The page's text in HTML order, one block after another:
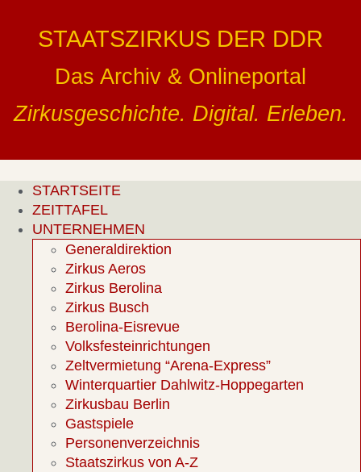
springenSTAATSZIRKUS DER DDR
Das Archiv & Onlineportal
Zirkusgeschichte. Digital. Erleben.
STARTSEITE
ZEITTAFEL
UNTERNEHMEN
Generaldirektion
Zirkus Aeros
Zirkus Berolina
Zirkus Busch
Berolina-Eisrevue
Volksfesteinrichtungen
Zeltvermietung “Arena-Express”
Winterquartier Dahlwitz-Hoppegarten
Zirkusbau Berlin
Gastspiele
Personenverzeichnis
Staatszirkus von A-Z